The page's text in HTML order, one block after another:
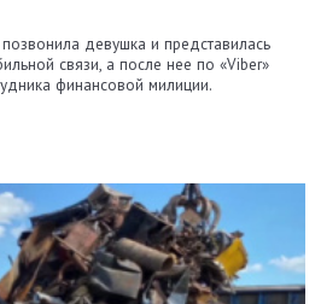
девушка и представилась
связи, а после нее по «Viber»
финансовой милиции.